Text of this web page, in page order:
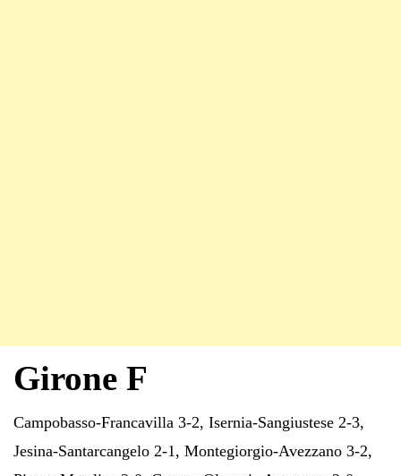
Girone F
Campobasso-Francavilla 3-2, Isernia-Sangiustese 2-3,
Jesina-Santarcangelo 2-1, Montegiorgio-Avezzano 3-2,